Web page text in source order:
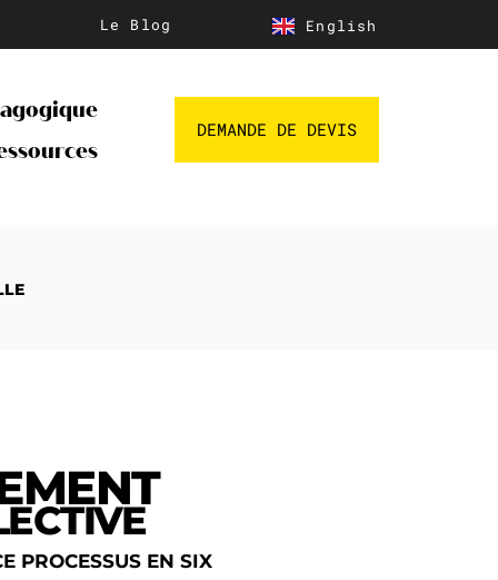
Le Blog English
DEMANDE DE DEVIS
PROCESSUS EN SIX